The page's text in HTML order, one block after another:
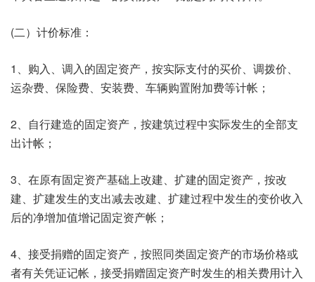
(二）计价标准：
1、购入、调入的固定资产，按实际支付的买价、调拨价、
运杂费、保险费、安装费、车辆购置附加费等计帐；
2、自行建造的固定资产，按建筑过程中实际发生的全部支
出计帐；
3、在原有固定资产基础上改建、扩建的固定资产，按改
建、扩建发生的支出减去改建、扩建过程中发生的变价收入
后的净增加值增记固定资产帐；
4、接受捐赠的固定资产，按照同类固定资产的市场价格或
者有关凭证记帐，接受捐赠固定资产时发生的相关费用计入